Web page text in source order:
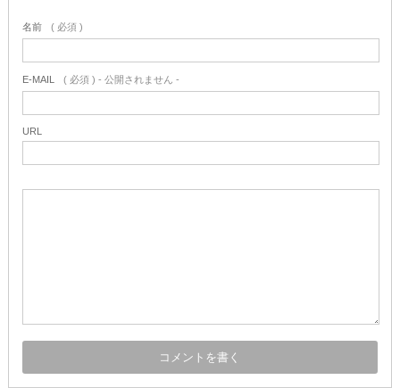
名前 ( 必須 )
E-MAIL ( 必須 ) - 公開されません -
URL